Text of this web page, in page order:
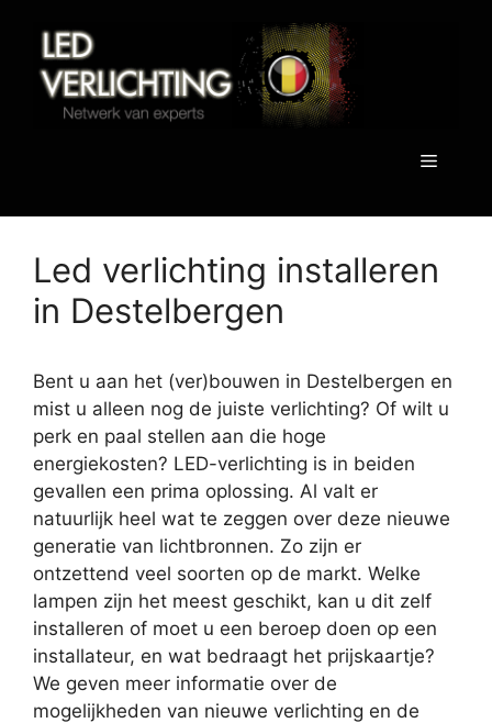
inhoud
Menu
Led verlichting installeren
in Destelbergen
Bent u aan het (ver)bouwen in Destelbergen en
mist u alleen nog de juiste verlichting? Of wilt u
perk en paal stellen aan die hoge
energiekosten? LED-verlichting is in beiden
gevallen een prima oplossing. Al valt er
natuurlijk heel wat te zeggen over deze nieuwe
generatie van lichtbronnen. Zo zijn er
ontzettend veel soorten op de markt. Welke
lampen zijn het meest geschikt, kan u dit zelf
installeren of moet u een beroep doen op een
installateur, en wat bedraagt het prijskaartje?
We geven meer informatie over de
mogelijkheden van nieuwe verlichting en de